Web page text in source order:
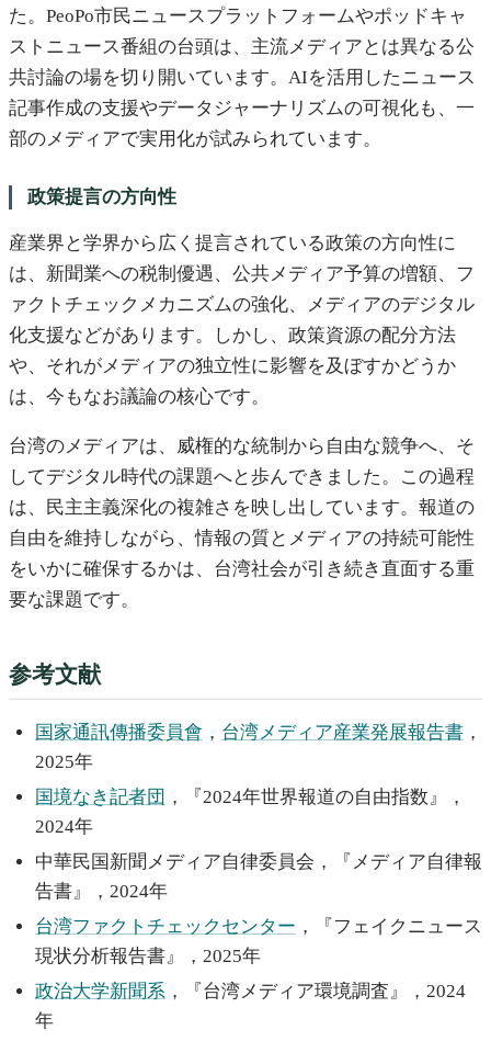
た。PeoPo市民ニュースプラットフォームやポッドキャ
ストニュース番組の台頭は、主流メディアとは異なる公
共討論の場を切り開いています。AIを活用したニュース
記事作成の支援やデータジャーナリズムの可視化も、一
部のメディアで実用化が試みられています。
政策提言の方向性
産業界と学界から広く提言されている政策の方向性に
は、新聞業への税制優遇、公共メディア予算の増額、フ
ァクトチェックメカニズムの強化、メディアのデジタル
化支援などがあります。しかし、政策資源の配分方法
や、それがメディアの独立性に影響を及ぼすかどうか
は、今もなお議論の核心です。
台湾のメディアは、威権的な統制から自由な競争へ、そ
してデジタル時代の課題へと歩んできました。この過程
は、民主主義深化の複雑さを映し出しています。報道の
自由を維持しながら、情報の質とメディアの持続可能性
をいかに確保するかは、台湾社会が引き続き直面する重
要な課題です。
参考文献
国家通訊傳播委員會 ， 台湾メディア産業発展報告書 ，
2025年
国境なき記者団 ，『2024年世界報道の自由指数』，
2024年
中華民国新聞メディア自律委員会，『メディア自律報
告書』，2024年
台湾ファクトチェックセンター ，『フェイクニュース
現状分析報告書』，2025年
政治大学新聞系 ，『台湾メディア環境調査』，2024
年